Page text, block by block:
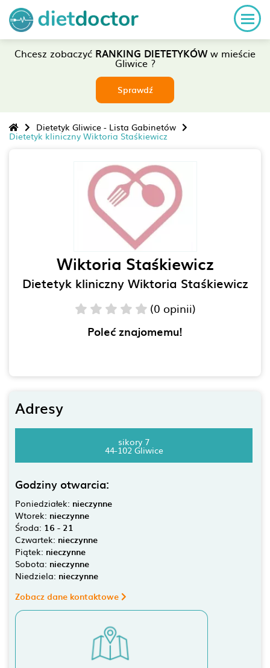
Chcesz zobaczyć RANKING DIETETYKÓWw mieście
Gliwice ?
Sprawdź
Dietetyk Gliwice - Lista Gabinetów
Dietetyk kliniczny Wiktoria Staśkiewicz
Wiktoria Staśkiewicz
Dietetyk kliniczny Wiktoria Staśkiewicz
(0 opinii)
Poleć znajomemu!
Adresy
sikory 7
44-102 Gliwice
Godziny otwarcia:
Poniedziałek: nieczynne
Wtorek: nieczynne
Środa: 16 - 21
Czwartek: nieczynne
Piątek: nieczynne
Sobota: nieczynne
Niedziela: nieczynne
Zobacz dane kontaktowe